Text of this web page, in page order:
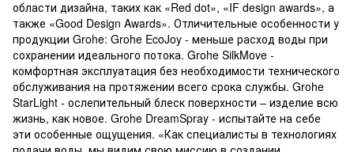
области дизайна, таких как «Red dot», «IF design awards», а
также «Good Design Awards». Отличительные особенности у
продукции Grohe: Grohe EcoJoy - меньше расход воды при
сохранении идеального потока. Grohe SilkMove -
комфортная эксплуатация без необходимости технического
обслуживания на протяжении всего срока службы. Grohe
StarLight - ослепительный блеск поверхности – изделие всю
жизнь, как новое. Grohe DreamSpray - испытайте на себе
эти особенные ощущения. «Как специалисты в технологиях